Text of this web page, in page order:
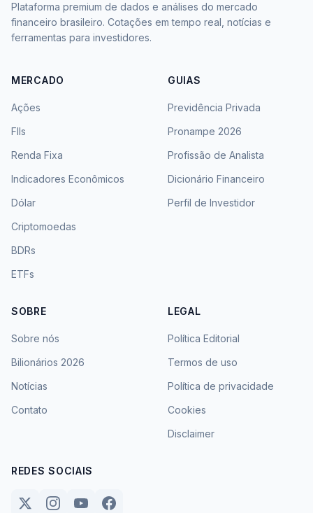
Plataforma premium de dados e análises do mercado
financeiro brasileiro. Cotações em tempo real, notícias e
ferramentas para investidores.
MERCADO
Ações
FIIs
Renda Fixa
Indicadores Econômicos
Dólar
Criptomoedas
BDRs
ETFs
GUIAS
Previdência Privada
Pronampe 2026
Profissão de Analista
Dicionário Financeiro
Perfil de Investidor
SOBRE
Sobre nós
Bilionários 2026
Notícias
Contato
LEGAL
Política Editorial
Termos de uso
Política de privacidade
Cookies
Disclaimer
REDES SOCIAIS